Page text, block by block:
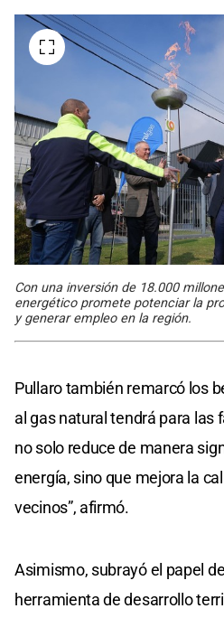
Con una inversión de 18.000
energético promete potenciar la
y generar empleo en la región.
Pullaro también remarcó los
al gas natural tendrá para las
no solo reduce de manera
energía, sino que mejora la
vecinos”, afirmó.
Asimismo, subrayó el papel
herramienta de desarrollo